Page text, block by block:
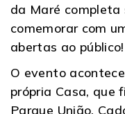
da Maré completa
comemorar com
abertas ao público!
O evento
própria Casa, que
Parque União.